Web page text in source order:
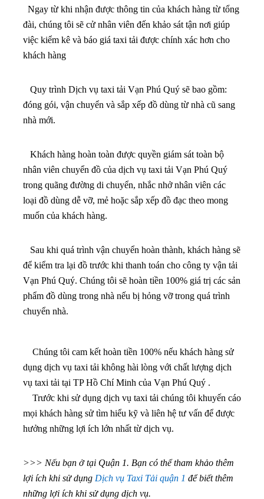
Ngay từ khi nhận được thông tin của khách hàng từ tổng
đài, chúng tôi sẽ cử nhân viên đến khảo sát tận nơi giúp
việc kiểm kê và báo giá taxi tải được chính xác hơn cho
khách hàng
Quy trình Dịch vụ taxi tải Vạn Phú Quý sẽ bao gồm:
đóng gói, vận chuyển và sắp xếp đồ dùng từ nhà cũ sang
nhà mới.
Khách hàng hoàn toàn được quyền giám sát toàn bộ
nhân viên chuyển đồ của dịch vụ taxi tải Vạn Phú Quý
trong quãng đường di chuyển, nhắc nhở nhân viên các
loại đồ dùng dễ vỡ, mẻ hoặc sắp xếp đồ đạc theo mong
muốn của khách hàng.
Sau khi quá trình vận chuyển hoàn thành, khách hàng sẽ
để kiểm tra lại đồ trước khi thanh toán cho công ty vận tải
Vạn Phú Quý. Chúng tôi sẽ hoàn tiền 100% giá trị các sản
phẩm đồ dùng trong nhà nếu bị hỏng vỡ trong quá trình
chuyển nhà.
Chúng tôi cam kết hoàn tiền 100% nếu khách hàng sử
dụng dịch vụ taxi tải không hài lòng với chất lượng dịch
vụ taxi tải tại TP Hồ Chí Minh của Vạn Phú Quý .
Trước khi sử dụng dịch vụ taxi tải chúng tôi khuyến cáo
mọi khách hàng sử tìm hiểu kỹ và liên hệ tư vấn để được
hưởng những lợi ích lớn nhất từ dịch vụ.
>>> Nếu bạn ở tại Quận 1. Bạn có thể tham khảo thêm
lợi ích khi sử dụng Dịch vụ Taxi Tải quận 1 để biết thêm
những lợi ích khi sử dụng dịch vụ.